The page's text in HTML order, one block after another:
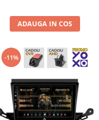
ADAUGA IN COS
-11%